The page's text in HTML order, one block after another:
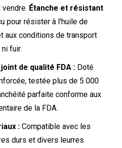
Étanche et résistant
pour résister à l'huile de
aux conditions de transport
fuir.
de qualité FDA :Doté
testée plus de 5 000
parfaite conforme aux
de la FDA.
:Compatible avec les
durs et divers leurres